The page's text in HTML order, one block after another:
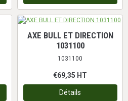
AXE BULL ET DIRECTION
1031100
1031100
€69,35 HT
Détails